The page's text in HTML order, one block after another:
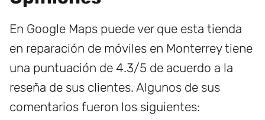
En Google Maps puede ver que esta tienda
en reparación de móviles en Monterrey tiene
una puntuación de 4.3/5 de acuerdo a la
reseña de sus clientes. Algunos de sus
comentarios fueron los siguientes: